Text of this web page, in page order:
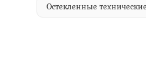
Остекленные